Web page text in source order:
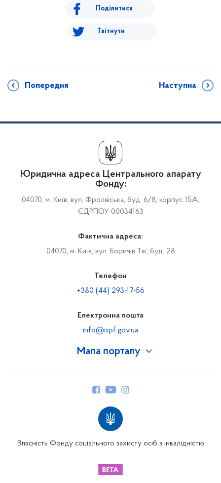
Поділитися
Твітнути
Попередня Наступна
Мапа порталу
Юридична адреса Центрального апарату
Фонду:
04070, м. Київ, вул. Фролівська, буд. 6/8, корпус 15А,
ЄДРПОУ 00034163
Фактична адреса:
04070, м. Київ, вул. Боричів Тік, буд. 28
Телефон
+380 (44) 293-17-56
Електронна пошта
info@ispf.gov.ua
Власність Фонду соціального захисту осіб з інвалідністю